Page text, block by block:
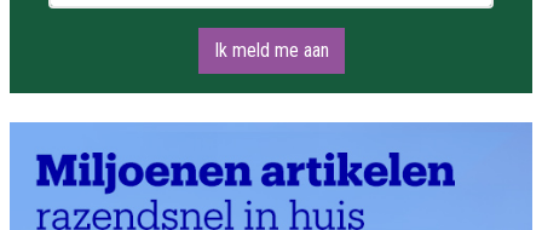
Ik meld me aan